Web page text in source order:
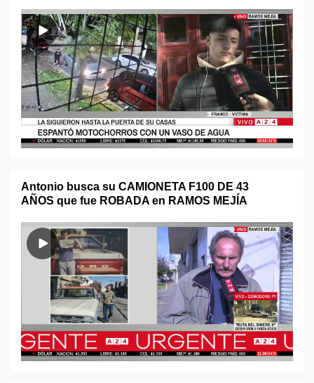
Antonio busca su CAMIONETA F100 DE 43
AÑOS que fue ROBADA en RAMOS MEJÍA